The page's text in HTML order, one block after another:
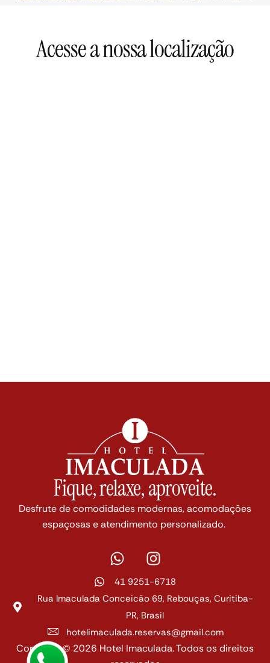
Acesse a nossa localização
Fique, relaxe, aproveite.
Desfrute de comodidades modernas, acomodações
espaçosas e atendimento personalizado.
41 9251-6718
Rua Imaculada Conceicão 69, Rebouças, Curitiba-
PR, Brasil
hotelimaculada.reservas@gmail.com
Copyright © 2026 Hotel Imaculada. Todos os direitos